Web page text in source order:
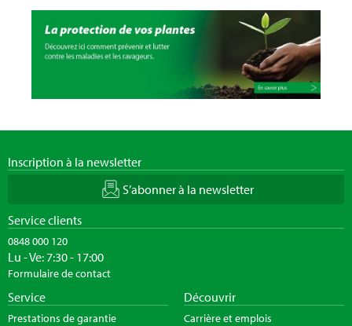
Inscription à la newsletter
S’abonner à la newsletter
Service clients
0848 000 120
Lu - Ve: 7:30 - 17:00
Formulaire de contact
Service
Prestations de garantie
Découvrir
Carrière et emplois